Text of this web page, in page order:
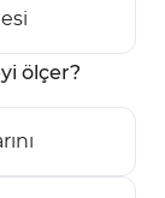
ölçer?